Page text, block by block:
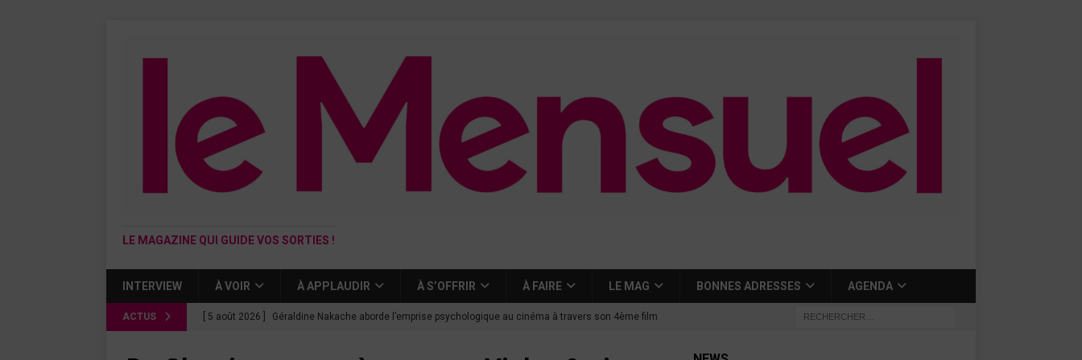
LE MAGAZINE QUI GUIDE VOS SORTIES !
INTERVIEW À VOIR À APPLAUDIR À S’OFFRIR À FAIRE LE MAG BONNES ADRESSES AGENDA
ACTUS [ 5 août 2026 ] Géraldine Nakache aborde l’emprise psychologique au cinéma à travers son 4ème film